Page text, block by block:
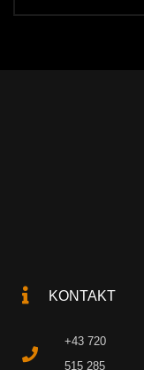
KONTAKT
+43 720
515 285